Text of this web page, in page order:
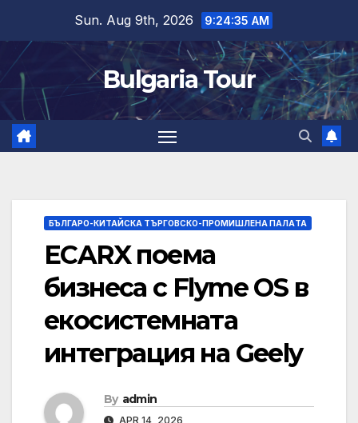
content
Sun. Aug 9th, 2026 9:24:36 AM
Bulgaria Tour
БЪЛГАРО-КИТАЙСКА ТЪРГОВСКО-ПРОМИШЛЕНА ПАЛAТА
ECARX поема
бизнеса с Flyme OS в
екосистемната
интеграция на Geely
By admin
APR 14, 2026